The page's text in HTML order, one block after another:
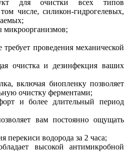
для очистки всех типов
числе, силикон-гидрогелевых,
микроорганизмов;
проведения механической
очистка и дезинфекция ваших
включая биопленку позволяет
очистку ферментами;
и более длительный период
вам постоянно ощущать
перекиси водорода за 2 часа;
высокой антимикробной